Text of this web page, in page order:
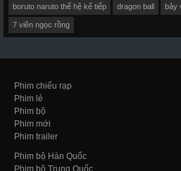
boruto naruto thế hệ kế tiếp dragon ball bảy
7 viên ngọc rồng
Phim chiếu rạp
Phim lẻ
Phim bộ
Phim mới
Phim trailer
Phim bộ Hàn Quốc